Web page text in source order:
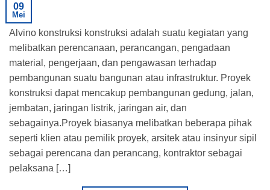
09
Mei
Alvino konstruksi konstruksi adalah suatu kegiatan yang
melibatkan perencanaan, perancangan, pengadaan
material, pengerjaan, dan pengawasan terhadap
pembangunan suatu bangunan atau infrastruktur. Proyek
konstruksi dapat mencakup pembangunan gedung, jalan,
jembatan, jaringan listrik, jaringan air, dan
sebagainya.Proyek biasanya melibatkan beberapa pihak
seperti klien atau pemilik proyek, arsitek atau insinyur sipil
sebagai perencana dan perancang, kontraktor sebagai
pelaksana […]